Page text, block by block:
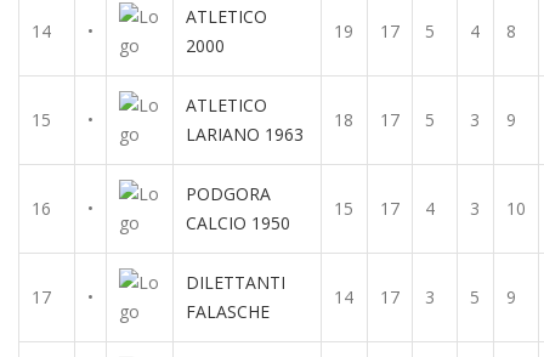
14 •
ATLETICO
2000
19 17 5 4 8
15 •
ATLETICO
LARIANO 1963
18 17 5 3 9
16 •
PODGORA
CALCIO 1950
15 17 4 3 10
17 •
DILETTANTI
FALASCHE
14 17 3 5 9